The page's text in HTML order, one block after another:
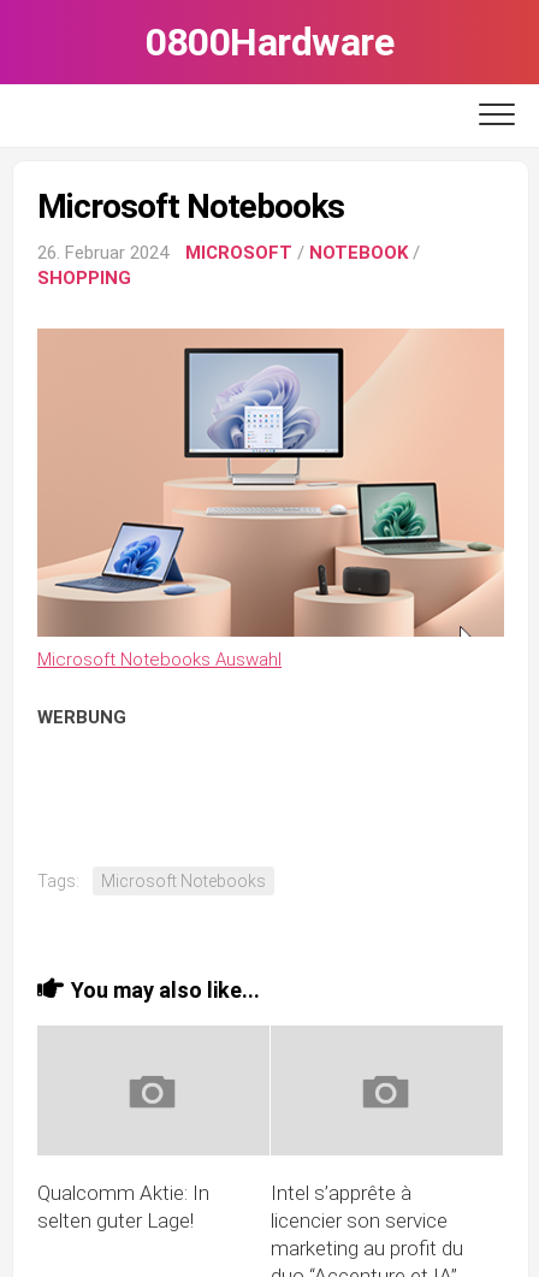
0800Hardware
Microsoft Notebooks
26. Februar 2024 MICROSOFT / NOTEBOOK/
SHOPPING
Microsoft Notebooks Auswahl
WERBUNG
Tags: Microsoft Notebooks
You may also like...
Qualcomm Aktie: In
selten guter Lage!
Intel s’apprête à
licencier son service
marketing au profit du